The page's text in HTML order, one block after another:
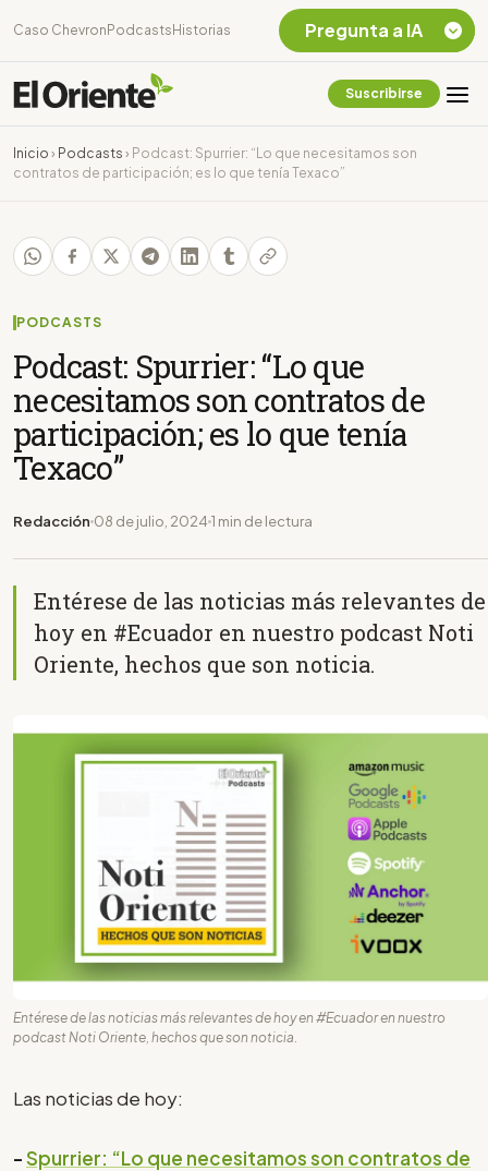
Caso Chevron Podcasts Historias
Suscribirse
Inicio › Podcasts › Podcast: Spurrier: “Lo que necesitamos son
contratos de participación; es lo que tenía Texaco”
PODCASTS
Podcast: Spurrier: “Lo que
necesitamos son contratos de
participación; es lo que tenía
Texaco”
Redacción 08 de julio, 2024 1 min de lectura
Entérese de las noticias más relevantes de
hoy en #Ecuador en nuestro podcast Noti
Oriente, hechos que son noticia.
Entérese de las noticias más relevantes de hoy en #Ecuador en nuestro
podcast Noti Oriente, hechos que son noticia.
Las noticias de hoy:
-Spurrier: “Lo que necesitamos son contratos de
Pregunta a IA
Chevron Ecuador